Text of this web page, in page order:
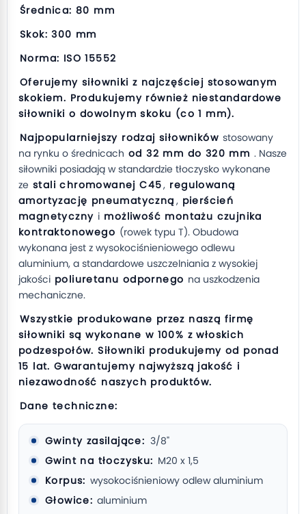
Średnica: 80 mm
Skok: 300 mm
Norma: ISO 15552
Oferujemy siłowniki z najczęściej stosowanym
skokiem. Produkujemy również niestandardowe
siłowniki o dowolnym skoku (co 1 mm).
Najpopularniejszy rodzaj siłowników stosowany
na rynku o średnicach od 32 mm do 320 mm . Nasze
siłowniki posiadają w standardzie tłoczysko wykonane
ze stali chromowanej C45, regulowaną
amortyzację pneumatyczną , pierścień
magnetyczny i możliwość montażu czujnika
kontraktonowego (rowek typu T). Obudowa
wykonana jest z wysokociśnieniowego odlewu
aluminium, a standardowe uszczelniania z wysokiej
jakości poliuretanu odpornego na uszkodzenia
mechaniczne.
Wszystkie produkowane przez naszą firmę
siłowniki są wykonane w 100% z włoskich
podzespołów. Siłowniki produkujemy od ponad
15 lat. Gwarantujemy najwyższą jakość i
niezawodność naszych produktów.
Dane techniczne:
Gwinty zasilające: 3/8"
Gwint na tłoczysku: M20 x 1,5
Korpus: wysokociśnieniowy odlew aluminium
Głowice: aluminium